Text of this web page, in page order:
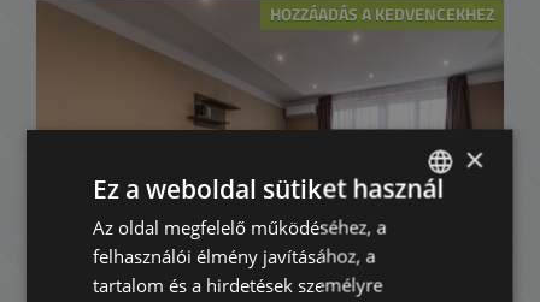
HOZZÁADÁS A KEDVENCEKHEZ
ALKOTMÁNY UTCA
110.000.000 HUF
×
Ez a weboldal sütiket használ
Az oldal megfelelő működéséhez, a
felhasználói élmény javításához, a
tartalom és a hirdetések személyre